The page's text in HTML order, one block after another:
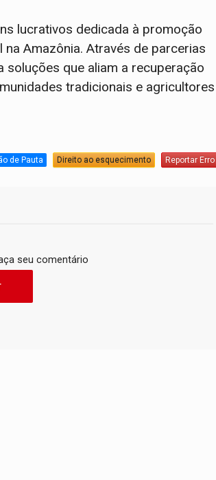
lucrativos dedicada à promoção
Amazônia. Através de parcerias
soluções que aliam a recuperação
tradicionais e agricultores
de Pauta Direito ao esquecimento Reportar Erro
seu comentário